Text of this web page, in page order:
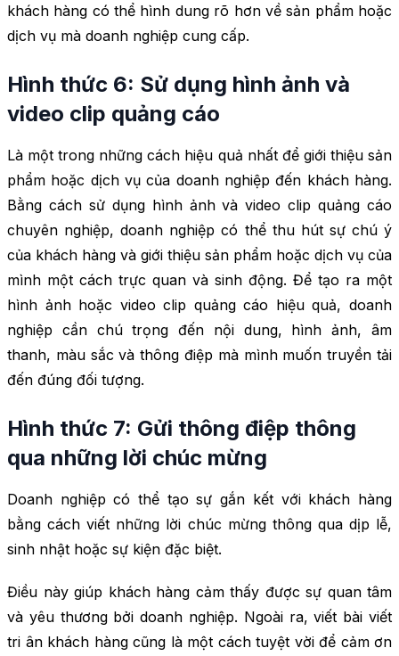
khách hàng có thể hình dung rõ hơn về sản phẩm hoặc
dịch vụ mà doanh nghiệp cung cấp.
Hình thức 6: Sử dụng hình ảnh và
video clip quảng cáo
Là một trong những cách hiệu quả nhất để giới thiệu sản
phẩm hoặc dịch vụ của doanh nghiệp đến khách hàng.
Bằng cách sử dụng hình ảnh và video clip quảng cáo
chuyên nghiệp, doanh nghiệp có thể thu hút sự chú ý
của khách hàng và giới thiệu sản phẩm hoặc dịch vụ của
mình một cách trực quan và sinh động. Để tạo ra một
hình ảnh hoặc video clip quảng cáo hiệu quả, doanh
nghiệp cần chú trọng đến nội dung, hình ảnh, âm
thanh, màu sắc và thông điệp mà mình muốn truyền tải
đến đúng đối tượng.
Hình thức 7: Gửi thông điệp thông
qua những lời chúc mừng
Doanh nghiệp có thể tạo sự gắn kết với khách hàng
bằng cách viết những lời chúc mừng thông qua dịp lễ,
sinh nhật hoặc sự kiện đặc biệt.
Điều này giúp khách hàng cảm thấy được sự quan tâm
và yêu thương bởi doanh nghiệp. Ngoài ra, viết bài viết
tri ân khách hàng cũng là một cách tuyệt vời để cảm ơn